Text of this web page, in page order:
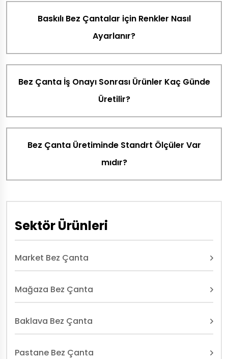
Sektör Ürünleri
Market Bez Çanta
Mağaza Bez Çanta
Baklava Bez Çanta
Pastane Bez Çanta
Baskılı Bez Çantalar için Renkler Nasıl
Ayarlanır?
Bez Çanta İş Onayı Sonrası Ürünler Kaç Günde
Üretilir?
Bez Çanta Üretiminde Standrt Ölçüler Var
mıdır?